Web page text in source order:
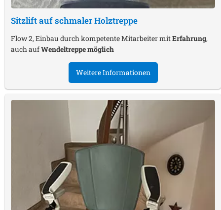
Sitzlift auf schmaler Holztreppe
Flow 2, Einbau durch kompetente Mitarbeiter mitErfahrung,
auch aufWendeltreppe möglich
Weitere Informationen